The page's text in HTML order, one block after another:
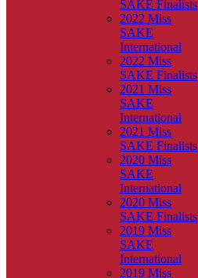
SAKE Finalists
2022 Miss
SAKE
International
2022 Miss
SAKE Finalists
2021 Miss
SAKE
International
2021 Miss
SAKE Finalists
2020 Miss
SAKE
International
2020 Miss
SAKE Finalists
2019 Miss
SAKE
International
2019 Miss